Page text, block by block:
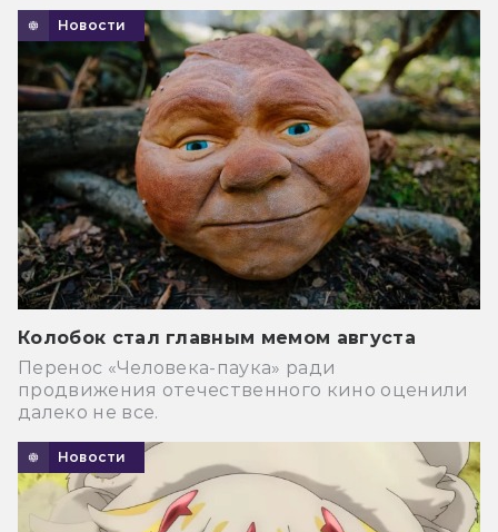
Новости
Колобок стал главным мемом августа
Перенос «Человека-паука» ради
продвижения отечественного кино оценили
далеко не все.
Новости